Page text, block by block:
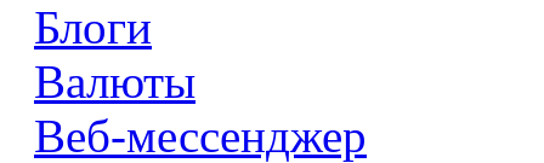
Блоги
Валюты
Веб-мессенджер